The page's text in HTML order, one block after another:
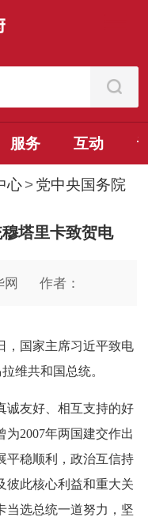
服务 互动
心 > 党中央国务院
塔里卡致贺电
网 作者：
，国家主席习近平致电
维共和国总统。
诚友好、相互支持的好
2007年两国建交作出
平稳顺利，政治互信持
彼此核心利益和重大关
当选总统一道努力，坚